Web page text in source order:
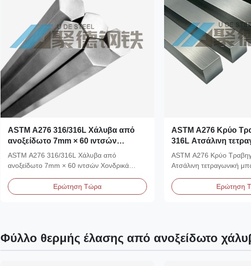
ASTM A276 316/316L Χάλυβα από
ανοξείδωτο 7mm × 60 ιντσών
Χονδρικά Χονδρικά Χονδρικά
ASTM A276 316/316L Χάλυβα από
ανοξείδωτο 7mm × 60 ιντσών Χονδρικά
Ερώτηση Τώρα
ASTM A276 Κρύο
316L Ατσάλινη
1/2 ίντσες
προμηθευτής
ASTM A276 Κρύο
Ατσάλινη τετραγωνική
Ερώτηση
Φύλλο θερμής έλασης από ανοξείδωτο